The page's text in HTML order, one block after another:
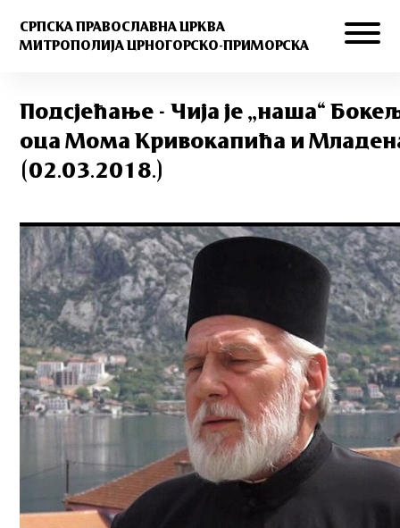
СРПСКА ПРАВОСЛАВНА ЦРКВА
МИТРОПОЛИЈА ЦРНОГОРСКО-ПРИМОРСКА
Подсјећање - Чија је „наша“
оца Мома Кривокапића и
(02.03.2018.)